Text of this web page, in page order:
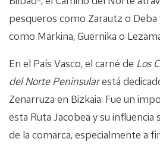
pesqueros como Zarautz o
como Markina, Guernika o
En el País Vasco, el carné de Los
del Norte Peninsularestá
Zenarruza en Bizkaia. Fue un
esta Ruta Jacobea y su influencia
de la comarca, especialmente a